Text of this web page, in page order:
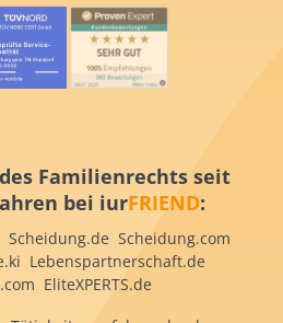
Familienrechts seit
bei iurFRIEND:
Scheidung.com
Lebenspartnerschaft.de
EliteXPERTS.de